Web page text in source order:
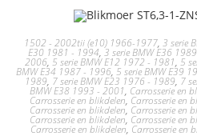
1502 - 2002tii (e10) 1966-1977, 3 serie
E30 1981 - 1994, 3 serie BMW E36
2006, 5 serie BMW E12 1972 - 1981, 5
BMW E34 1987 - 1996, 5 serie BMW E39
1989, 7 serie BMW E23 1976 - 1989, 7
BMW E38 1993 - 2001, Carrosserie en
Carrosserie en blikdelen, Carrosserie en
Carrosserie en blikdelen, Carrosserie en
Carrosserie en blikdelen, Carrosserie en
Carrosserie en blikdelen, Carrosserie en